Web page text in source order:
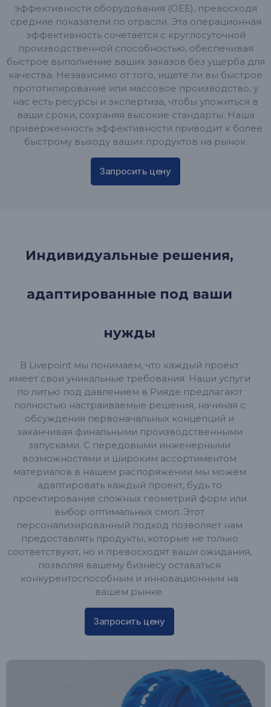
эффективности оборудования (OEE), превосходя
средние показатели по отрасли. Эта операционная
эффективность сочетается с круглосуточной
производственной способностью, обеспечивая
быстрое выполнение ваших заказов без ущерба для
качества. Независимо от того, ищете ли вы быстрое
прототипирование или массовое производство, у
нас есть ресурсы и экспертиза, чтобы уложиться в
ваши сроки, сохраняя высокие стандарты. Наша
приверженность эффективности приводит к более
быстрому выходу ваших продуктов на рынок.
Запросить цену
Индивидуальные решения,
адаптированные под ваши
нужды
В Livepoint мы понимаем, что каждый проект
имеет свои уникальные требования. Наши услуги
по литью под давлением в Рияде предлагают
полностью настраиваемые решения, начиная с
обсуждения первоначальных концепций и
заканчивая финальными производственными
запусками. С передовыми инженерными
возможностями и широким ассортиментом
материалов в нашем распоряжении мы можем
адаптировать каждый проект, будь то
проектирование сложных геометрий форм или
выбор оптимальных смол. Этот
персонализированный подход позволяет нам
предоставлять продукты, которые не только
соответствуют, но и превосходят ваши ожидания,
позволяя вашему бизнесу оставаться
конкурентоспособным и инновационным на
вашем рынке.
Запросить цену